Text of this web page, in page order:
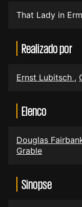
That Lady in
Realizado por
Ernst Lubitsch ,
Elenco
Douglas
Grable
Sinopse